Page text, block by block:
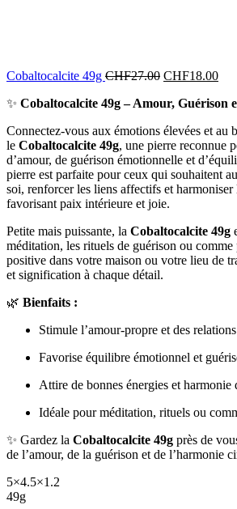
Cobaltocalcite 49g CHF27.00 CHF18.00
✨ Cobaltocalcite 49g – Amour, Guérison
Connectez-vous aux émotions élevées et au
le Cobaltocalcite 49g, une pierre reconnue
d’amour, de guérison émotionnelle et
pierre est parfaite pour ceux qui souhaitent
soi, renforcer les liens affectifs et harmoniser
favorisant paix intérieure et joie.
Petite mais puissante, la Cobaltocalcite 49g
méditation, les rituels de guérison ou comme
positive dans votre maison ou votre lieu de
et signification à chaque détail.
🌿 Bienfaits :
Stimule l’amour-propre et des
Favorise équilibre émotionnel et
Attire de bonnes énergies et harmonie
Idéale pour méditation, rituels ou
✨ Gardez la Cobaltocalcite 49g près de
de l’amour, de la guérison et de l’harmonie
5×4.5×1.2
49g